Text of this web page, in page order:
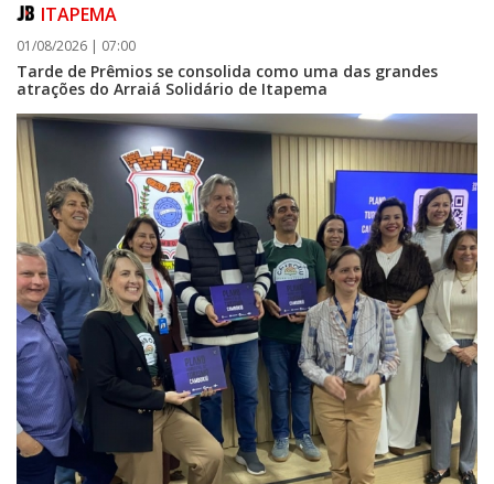
07/08/2026 | 07:00
Itapema se destaca no IDEB e conquista melhor resultado da região
ITAPEMA
01/08/2026 | 07:00
Tarde de Prêmios se consolida como uma das grandes
atrações do Arraiá Solidário de Itapema